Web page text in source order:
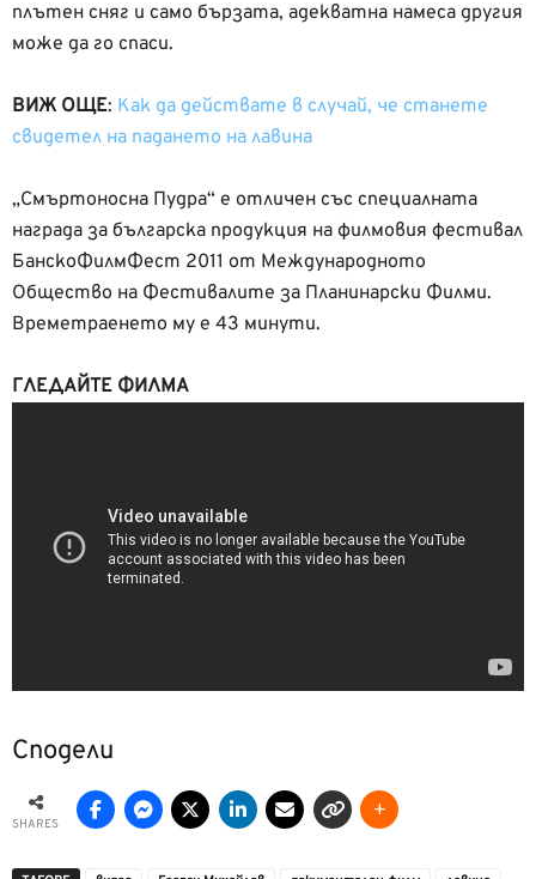
плътен сняг и само бързата, адекватна намеса другия
може да го спаси.
ВИЖ ОЩЕ: Как да действате в случай, че станете
свидетел на падането на лавина
„Смъртоносна Пудра“ е отличен със специалната
награда за българска продукция на филмовия фестивал
БанскоФилмФест 2011 от Международното
Общество на Фестивалите за Планинарски Филми.
Времетраенето му е 43 минути.
ГЛЕДАЙТЕ ФИЛМА
Сподели
SHARES